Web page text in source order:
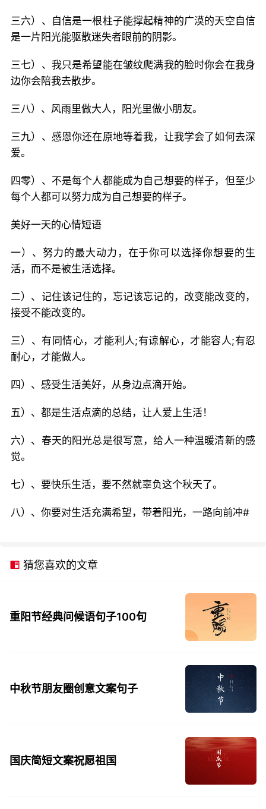
三六）、自信是一根柱子能撑起精神的广漠的天空自信
是一片阳光能驱散迷失者眼前的阴影。
三七）、我只是希望能在皱纹爬满我的脸时你会在我身
边你会陪我去散步。
三八）、风雨里做大人，阳光里做小朋友。
三九）、感恩你还在原地等着我，让我学会了如何去深
爱。
四零）、不是每个人都能成为自己想要的样子，但至少
每个人都可以努力成为自己想要的样子。
美好一天的心情短语
一）、努力的最大动力，在于你可以选择你想要的生
活，而不是被生活选择。
二）、记住该记住的，忘记该忘记的，改变能改变的，
接受不能改变的。
三）、有同情心，才能利人;有谅解心，才能容人;有忍
耐心，才能做人。
四）、感受生活美好，从身边点滴开始。
五）、都是生活点滴的总结，让人爱上生活！
六）、春天的阳光总是很写意，给人一种温暖清新的感
觉。
七）、要快乐生活，要不然就辜负这个秋天了。
八）、你要对生活充满希望，带着阳光，一路向前冲#
猜您喜欢的文章
重阳节经典问候语句子100句
中秋节朋友圈创意文案句子
国庆简短文案祝愿祖国